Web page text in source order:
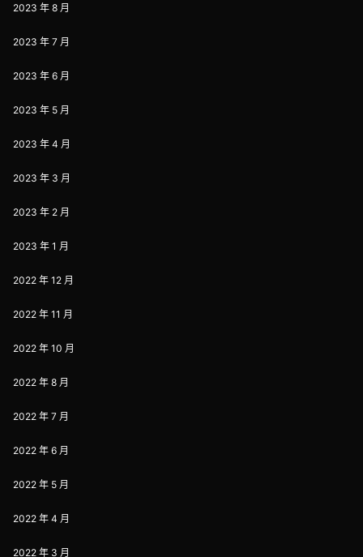
2023 年 8 月
2023 年 7 月
2023 年 6 月
2023 年 5 月
2023 年 4 月
2023 年 3 月
2023 年 2 月
2023 年 1 月
2022 年 12 月
2022 年 11 月
2022 年 10 月
2022 年 8 月
2022 年 7 月
2022 年 6 月
2022 年 5 月
2022 年 4 月
2022 年 3 月